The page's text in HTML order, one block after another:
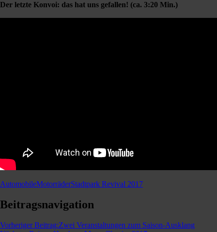
Der letzte Konvoi: das hat uns gefallen! (ca. 3:20 Min.)
AutomobileMotorräderStadtpark Revival 2017
Beitragsnavigation
Vorheriger Beitrag:Zwei Veranstaltungen zum Saison-Ausklang